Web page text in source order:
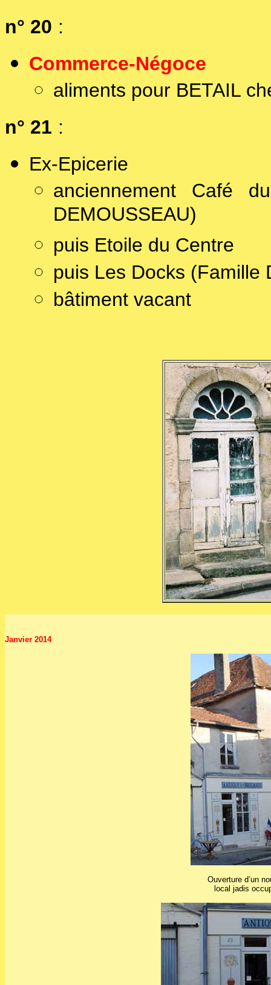
n° 20 :
Commerce-Négoce
aliments pour BETAIL
n° 21 :
Ex-Epicerie
anciennement Café
DEMOUSSEAU)
puis Etoile du Centre
puis Les Docks (Famille
bâtiment vacant
Janvier 2014
Ouverture d’un
local jadis